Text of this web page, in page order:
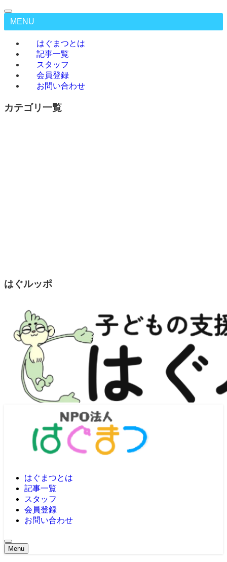
MENU
はぐまつとは
記事一覧
スタッフ
会員登録
お問い合わせ
カテゴリ一覧
はぐルッポ
はぐまつとは
記事一覧
スタッフ
会員登録
お問い合わせ
Menu